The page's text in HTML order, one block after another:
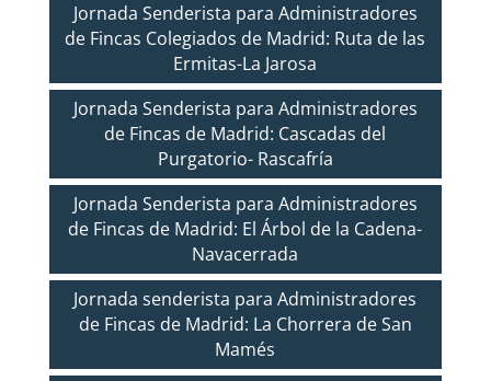
Jornada Senderista para Administradores
de Fincas Colegiados de Madrid: Ruta de las
Ermitas-La Jarosa
Jornada Senderista para Administradores
de Fincas de Madrid: Cascadas del
Purgatorio- Rascafría
Jornada Senderista para Administradores
de Fincas de Madrid: El Árbol de la Cadena-
Navacerrada
Jornada senderista para Administradores
de Fincas de Madrid: La Chorrera de San
Mamés